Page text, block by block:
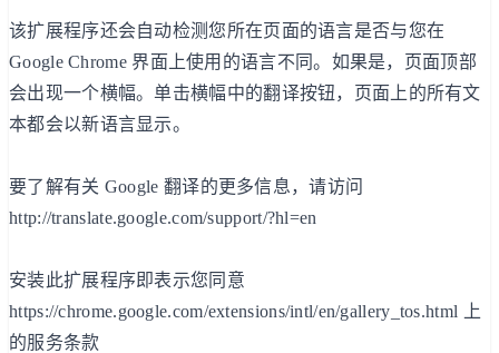
该扩展程序还会自动检测您所在页面的语言是否与您在
Google Chrome 界面上使用的语言不同。如果是，页面顶部
会出现一个横幅。单击横幅中的翻译按钮，页面上的所有文
本都会以新语言显示。
要了解有关 Google 翻译的更多信息，请访问
http://translate.google.com/support/?hl=en
安装此扩展程序即表示您同意
https://chrome.google.com/extensions/intl/en/gallery_tos.html 上
的服务条款